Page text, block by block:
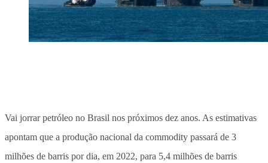
Vai jorrar petróleo no Brasil nos próximos dez anos. As estimativas
apontam que a produção nacional da commodity passará de 3
milhões de barris por dia, em 2022, para 5,4 milhões de barris